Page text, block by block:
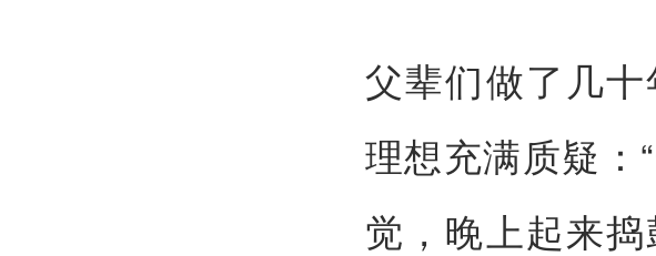
父辈们做了几
理想充满质疑：
觉，晚上起来